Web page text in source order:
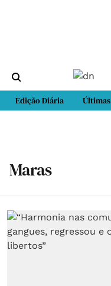
Edição Diária Últimas
Maras